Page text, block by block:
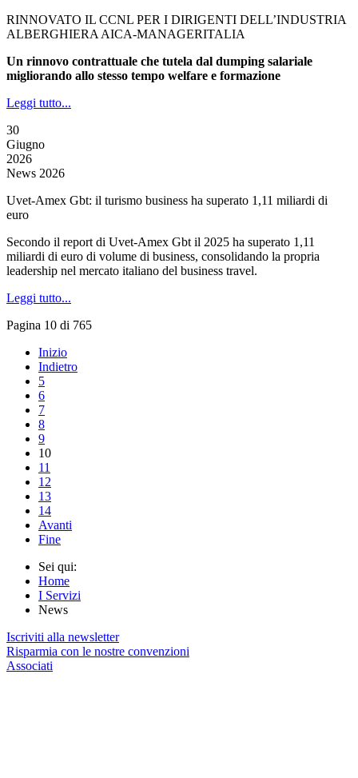
RINNOVATO IL CCNL PER I DIRIGENTI DELL’INDUSTRIA
ALBERGHIERA AICA-MANAGERITALIA
Un rinnovo contrattuale che tutela dal dumping salariale
migliorando allo stesso tempo welfare e formazione
Leggi tutto...
30
Giugno
2026
News 2026
Uvet-Amex Gbt: il turismo business ha superato 1,11 miliardi di
euro
Secondo il report di Uvet-Amex Gbt il 2025 ha superato 1,11
miliardi di euro di volume di business, consolidando la propria
leadership nel mercato italiano del business travel.
Leggi tutto...
Pagina 10 di 765
Inizio
Indietro
5
6
7
8
9
10
11
12
13
14
Avanti
Fine
Sei qui:
Home
I Servizi
News
Iscriviti alla newsletter
Risparmia con le nostre convenzioni
Associati